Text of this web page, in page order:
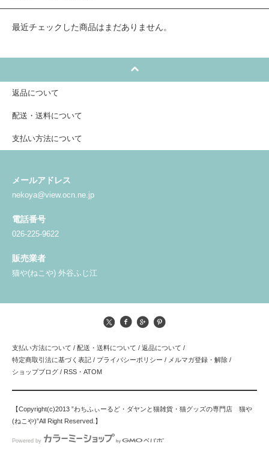
最近チェックした商品はまだありません。
返品について
配送・送料について
支払い方法について
メールアドレス
nekoya@view.ocn.ne.jp
電話番号
026-225-9622
販売業者
猫や(ねこや) 外谷ふじ江
支払い方法について / 配送・送料について / 返品について /
特定商取引法に基づく表記 / プライバシーポリシー / メルマガ登録・解除 /
ショップブログ / RSS ・ ATOM
【Copyright(c)2013 ”わちふぃーるど・ダヤンと猫雑貨・猫グッズの専門店 猫や
(ねこや)”All Right Reserved.】
Powered by